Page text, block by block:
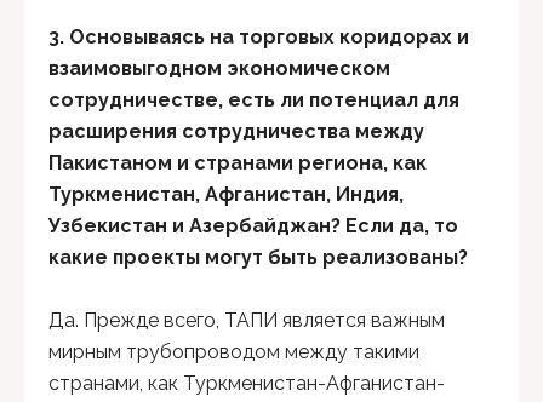
3. Основываясь на торговых коридорах и
взаимовыгодном экономическом
сотрудничестве, есть ли потенциал для
расширения сотрудничества между
Пакистаном и странами региона, как
Туркменистан, Афганистан, Индия,
Узбекистан и Азербайджан? Если да, то
какие проекты могут быть реализованы?
Да. Прежде всего, ТАПИ является важным
мирным трубопроводом между такими
странами, как Туркменистан-Афганистан-